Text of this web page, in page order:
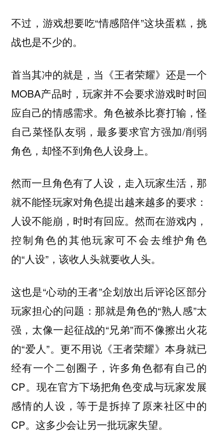
不过，游戏想要吃“情感陪伴”这块蛋糕，挑
战也是不少的。
首当其冲的就是，当《王者荣耀》还是一个
MOBA产品时，玩家并不会要求游戏时时回
应自己的情感需求。角色被杀比赛打输，怪
自己菜怪队友弱，最多要求官方强加/削弱
角色，却怪不到角色人设身上。
然而一旦角色有了人设，走入玩家生活，那
就不能怪玩家对角色提出越来越多的要求：
人设不能崩，时时有回应。然而在游戏内，
控制角色的其他玩家可不会去维护角色
的“人设”，该收人头就要收人头。
这也是“心动的王者”企划放出后评论区部分
玩家担心的问题：那就是角色的“熟人感”太
强，太像一起征战的“兄弟”而不像擦出火花
的“爱人”。更不用说《王者荣耀》本身就已
经有一个二创圈子，许多角色都有自己的
CP。现在官方下场把角色变成与玩家发展
感情的人设，等于是拆掉了原来社区中的
CP。这多少会让另一批玩家失望。